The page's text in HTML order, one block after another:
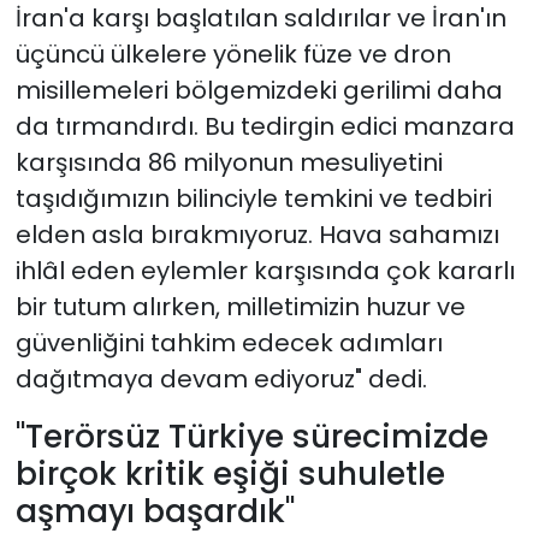
İran'a karşı başlatılan saldırılar ve İran'ın
üçüncü ülkelere yönelik füze ve dron
misillemeleri bölgemizdeki gerilimi daha
da tırmandırdı. Bu tedirgin edici manzara
karşısında 86 milyonun mesuliyetini
taşıdığımızın bilinciyle temkini ve tedbiri
elden asla bırakmıyoruz. Hava sahamızı
ihlâl eden eylemler karşısında çok kararlı
bir tutum alırken, milletimizin huzur ve
güvenliğini tahkim edecek adımları
dağıtmaya devam ediyoruz" dedi.
"Terörsüz Türkiye sürecimizde
birçok kritik eşiği suhuletle
aşmayı başardık"